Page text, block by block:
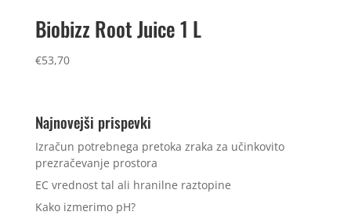
Biobizz Root Juice 1 L
€53,70
Najnovejši prispevki
Izračun potrebnega pretoka zraka za učinkovito
prezračevanje prostora
EC vrednost tal ali hranilne raztopine
Kako izmerimo pH?